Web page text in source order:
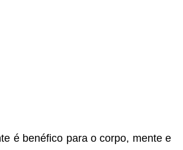
é benéfico para o corpo, mente e